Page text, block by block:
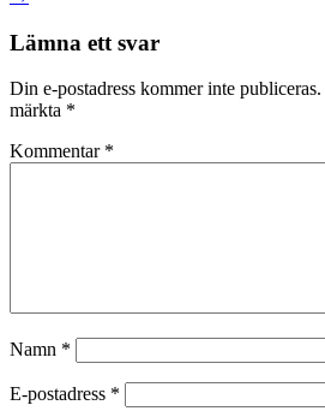
Lämna ett svar
Din e-postadress kommer inte publiceras.
märkta *
Kommentar *
Namn *
E-postadress *